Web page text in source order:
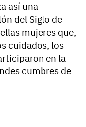
así una
del Siglo de
mujeres que,
cuidados, los
en la
cumbres de